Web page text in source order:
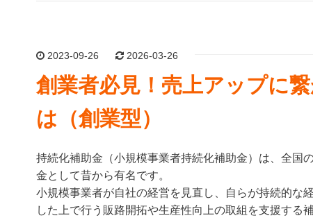
2023-09-26 2026-03-26
創業者必見！売上アップに
は（創業型）
持続化補助金（小規模事業者持続化補助金）は、全国
金として昔から有名です。
小規模事業者が自社の経営を見直し、自らが持続的な
した上で行う販路開拓や生産性向上の取組を支援する